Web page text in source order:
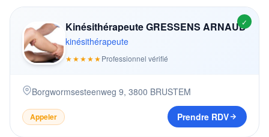
✓
Kinésithérapeute GRESSENS ARNAUD
kinésithérapeute
★★★★★Professionnel vérifié
Borgwormsesteenweg 9, 3800 BRUSTEM
Appeler Prendre RDV